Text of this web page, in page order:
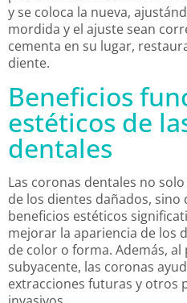
y se coloca la nueva,
mordida y el ajuste sean
cementa en su lugar,
diente.
Beneficios
estéticos de
dentales
Las coronas dentales no
de los dientes dañados,
beneficios estéticos
mejorar la apariencia de los
de color o forma. Además,
subyacente, las coronas
extracciones futuras y otros